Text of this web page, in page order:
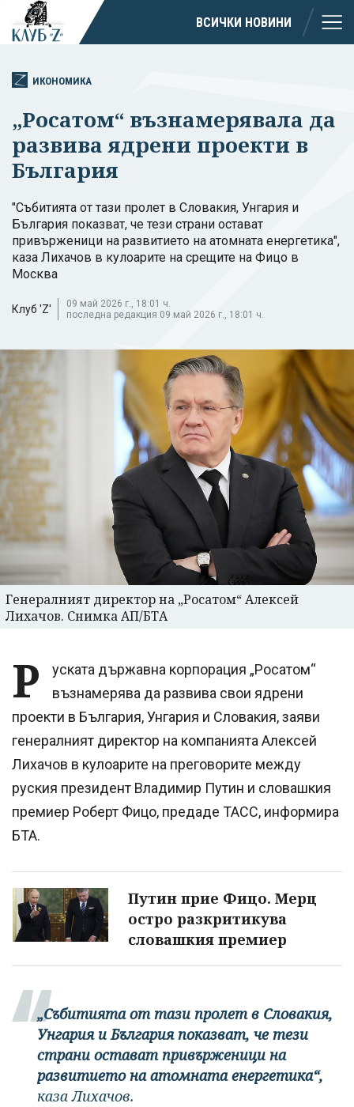
ВСИЧКИ НОВИНИ
ИКОНОМИКА
„Росатом“ възнамерявала да
развива ядрени проекти в
България
"Събитията от тази пролет в Словакия, Унгария и
България показват, че тези страни остават
привърженици на развитието на атомната енергетика",
каза Лихачов в кулоарите на срещите на Фицо в
Москва
Клуб 'Z'
09 май 2026 г., 18:01 ч.
последна редакция 09 май 2026 г., 18:01 ч.
Генералният директор на „Росатом“ Алексей
Лихачов. Снимка АП/БТА
Р
уската държавна корпорация „Росатом“
възнамерява да развива свои ядрени
проекти в България, Унгария и Словакия, заяви
генералният директор на компанията Алексей
Лихачов в кулоарите на преговорите между
руския президент Владимир Путин и словашкия
премиер Роберт Фицо, предаде ТАСС, информира
БТА.
Путин прие Фицо. Мерц
остро разкритикува
словашкия премиер
„Събитията от тази пролет в Словакия,
Унгария и България показват, че тези
страни остават привърженици на
развитието на атомната енергетика“,
каза Лихачов.